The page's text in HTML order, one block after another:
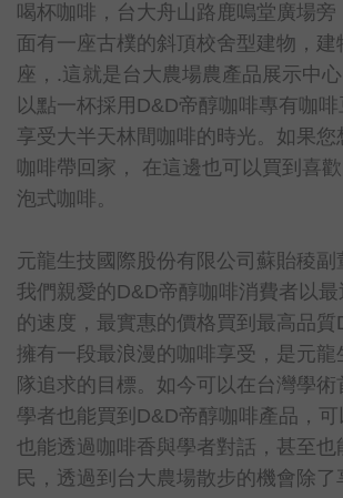
喝杯咖啡，台大舟山路鹿嗚堂廣場旁
面有一座古樸的斜頂校舍型建物，建
座，.這就是台大農場農產品展示中心
以點一杯採用D&D帝醇咖啡專有咖啡
享受大半天林間咖啡的時光。如果您
咖啡帶回家， 在這邊也可以買到喜
泡式咖啡。
元龍生技國際股份有限公司蘇貽稜副
我們親愛的D&D帝醇咖啡消費者以
的速度，最實惠的價格買到最高品質
擁有一段最浪漫的咖啡享受，是元龍
隊追求的目標。如今可以在台灣學術
學者也能買到D&D帝醇咖啡產品，
也能透過咖啡香與學者對話，甚至也
民，透過到台大農場散步的機會除